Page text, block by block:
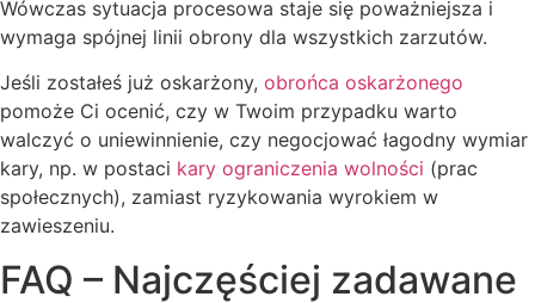
Wówczas sytuacja procesowa staje się poważniejsza i
wymaga spójnej linii obrony dla wszystkich zarzutów.
Jeśli zostałeś już oskarżony, obrońca oskarżonego
pomoże Ci ocenić, czy w Twoim przypadku warto
walczyć o uniewinnienie, czy negocjować łagodny wymiar
kary, np. w postaci kary ograniczenia wolności (prac
społecznych), zamiast ryzykowania wyrokiem w
zawieszeniu.
FAQ – Najczęściej zadawane